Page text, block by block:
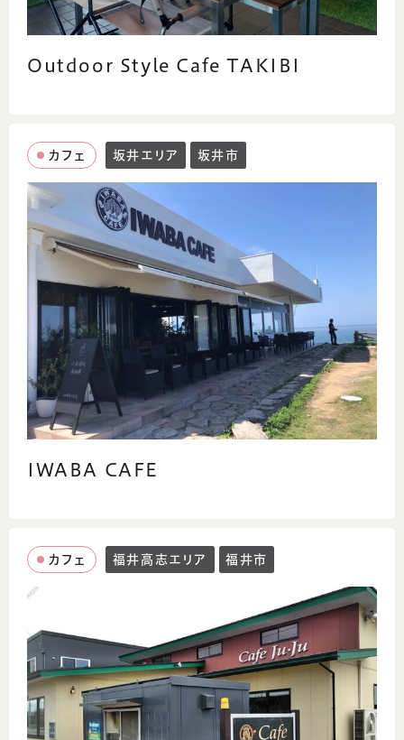
Outdoor Style Cafe TAKIBI
カフェ 坂井エリア 坂井市
IWABA CAFE
カフェ 福井高志エリア 福井市